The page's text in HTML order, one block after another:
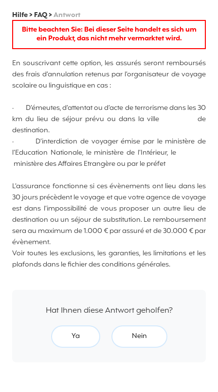
Hilfe> FAQ>Antwort
Bitte beachten Sie: Bei dieser Seite handelt es sich um
ein Produkt, das nicht mehr vermarktet wird.
En souscrivant cette option, les assurés seront remboursés
des frais d’annulation retenus par l’organisateur de voyage
scolaire ou linguistique en cas :
· D’émeutes, d’attentat ou d’acte de terrorisme dans les 30
km du lieu de séjour prévu ou dans la ville de
destination.
· D’interdiction de voyager émise par le ministère de
l’Education Nationale, le ministère de l’Intérieur, le
ministère des Affaires Etrangère ou par le préfet
L’assurance fonctionne si ces évènements ont lieu dans les
30 jours précèdent le voyage et que votre agence de voyage
est dans l’impossibilité de vous proposer un autre lieu de
destination ou un séjour de substitution. Le remboursement
sera au maximum de 1.000 € par assuré et de 30.000 € par
évènement.
Voir toutes les exclusions, les garanties, les limitations et les
plafonds dans le fichier des conditions générales.
Hat Ihnen diese Antwort geholfen?
Ya Nein